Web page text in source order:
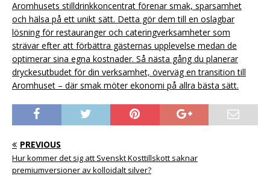
Aromhusets stilldrinkkoncentrat förenar smak, sparsamhet
och hälsa på ett unikt sätt. Detta gör dem till en oslagbar
lösning för restauranger och cateringverksamheter som
strävar efter att förbättra gästernas upplevelse medan de
optimerar sina egna kostnader. Så nästa gång du planerar
dryckesutbudet för din verksamhet, överväg en transition till
Aromhuset – där smak möter ekonomi på allra bästa sätt.
PREVIOUS
Hur kommer det sig att Svenskt Kosttillskott saknar
premiumversioner av kolloidalt silver?